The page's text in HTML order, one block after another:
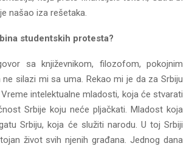
našao iza rešetaka.
studentskih protesta?
sa književnikom, filozofom, pokojnim
silazi mi sa uma. Rekao mi je da za Srbiju
intelektualne mladosti, koja će stvarati
Srbije koju neće pljačkati. Mladost koja
Srbiju, koja će služiti narodu. U toj Srbiji
život svih njenih građana. Jednog dana